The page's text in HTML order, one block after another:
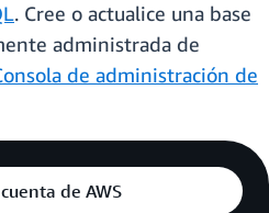
. Cree o actualice una base
administrada de
de administración de
de AWS